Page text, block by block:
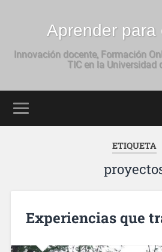
Aprender para
Innovación docente, Formación
TIC en la Universidad
ETIQUETA
Experiencias que